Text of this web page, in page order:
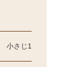
小さじ1